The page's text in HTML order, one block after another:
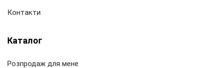
Контакти
Каталог
Розпродаж для мене